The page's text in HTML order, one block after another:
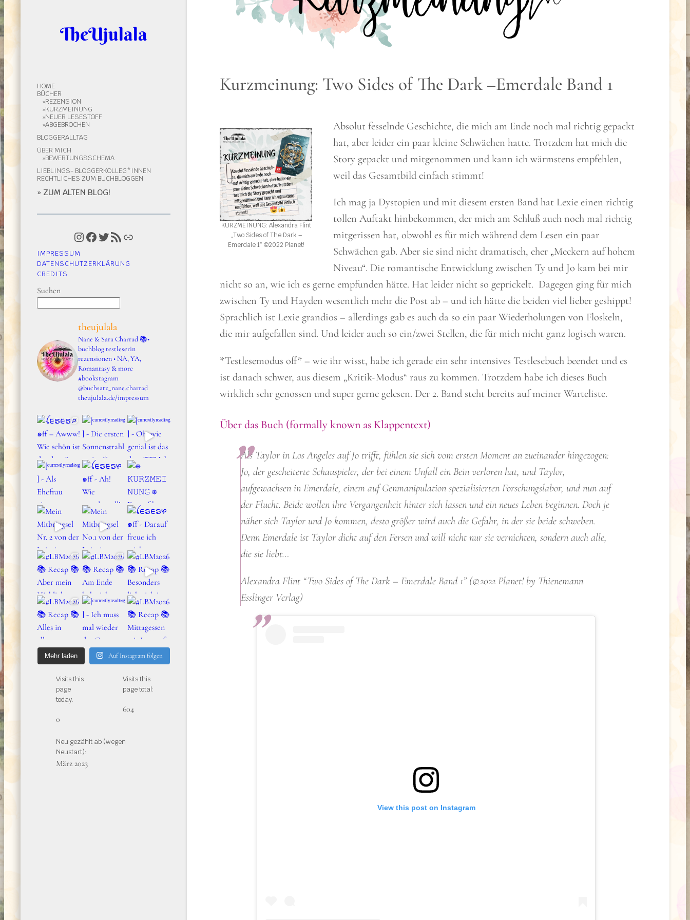
TheUjulala
HOME
BÜCHER
REZENSION
KURZMEINUNG
NEUER LESESTOFF
ABGEBROCHEN
BLOGGERALLTAG
ÜBER MICH
BEWERTUNGSSCHEMA
LIEBLINGS- BLOGGERKOLLEG*INNEN
RECHTLICHES ZUM BUCHBLOGGEN
» ZUM ALTEN BLOG!
Instagram Facebook Twitter RSS-Feed Link
IMPRESSUM
DATENSCHUTZERKLÄRUNG
CREDITS
Suchen
theujulala
Nane & Sara Charrad 📚•
buchblog testleserin
rezensionen • NA, YA,
Romantasy & more
#bookstagram
@buchsatz_nane.charrad
theujulala.de/impressum
Mehr laden Auf Instagram folgen
Visits this
page
today:
0
Visits this
page total:
604
Neu gezählt ab (wegen
Neustart):
März 2023
Kurzmeinung: Two Sides of The Dark –Emerdale Band 1
KURZMEINUNG: Alexandra Flint
„Two Sides of The Dark –
Emerdale 1“ ©2022 Planet!
Absolut fesselnde Geschichte, die mich am Ende noch mal richtig gepackt
hat, aber leider ein paar kleine Schwächen hatte. Trotzdem hat mich die
Story gepackt und mitgenommen und kann ich wärmstens empfehlen,
weil das Gesamtbild einfach stimmt!
Ich mag ja Dystopien und mit diesem ersten Band hat Lexie einen richtig
tollen Auftakt hinbekommen, der mich am Schluß auch noch mal richtig
mitgerissen hat, obwohl es für mich während dem Lesen ein paar
Schwächen gab. Aber sie sind nicht dramatisch, eher „Meckern auf hohem
Niveau“. Die romantische Entwicklung zwischen Ty und Jo kam bei mir
nicht so an, wie ich es gerne empfunden hätte. Hat leider nicht so geprickelt. Dagegen ging für mich
zwischen Ty und Hayden wesentlich mehr die Post ab – und ich hätte die beiden viel lieber geshippt!
Sprachlich ist Lexie grandios – allerdings gab es auch da so ein paar Wiederholungen von Floskeln,
die mir aufgefallen sind. Und leider auch so ein/zwei Stellen, die für mich nicht ganz logisch waren.
*Testlesemodus off* – wie ihr wisst, habe ich gerade ein sehr intensives Testlesebuch beendet und es
ist danach schwer, aus diesem „Kritik-Modus“ raus zu kommen. Trotzdem habe ich dieses Buch
wirklich sehr genossen und super gerne gelesen. Der 2. Band steht bereits auf meiner Warteliste. ⠀
Über das Buch (formally known as Klappentext)
Als Taylor in Los Angeles auf Jo trifft, fühlen sie sich vom ersten Moment an zueinander hingezogen:
Jo, der gescheiterte Schauspieler, der bei einem Unfall ein Bein verloren hat, und Taylor,
aufgewachsen in Emerdale, einem auf Genmanipulation spezialisierten Forschungslabor, und nun auf
der Flucht. Beide wollen ihre Vergangenheit hinter sich lassen und ein neues Leben beginnen. Doch je
näher sich Taylor und Jo kommen, desto größer wird auch die Gefahr, in der sie beide schweben.
Denn Emerdale ist Taylor dicht auf den Fersen und will nicht nur sie vernichten, sondern auch alle,
die sie liebt…
Alexandra Flint “Two Sides of The Dark – Emerdale Band 1” (©2022 Planet! by Thienemann
Esslinger Verlag)
View this post on Instagram